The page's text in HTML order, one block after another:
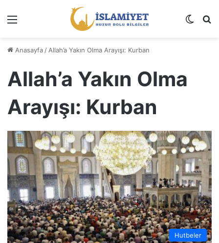
Dış
Anasayfa / Allah’a Yakın Olma Arayışı: Kurban
Allah’a Yakın Olma
Arayışı: Kurban
Hutbeler